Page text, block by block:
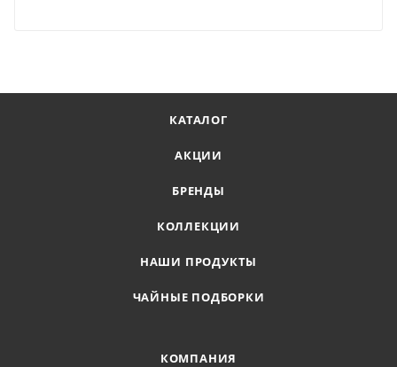
КАТАЛОГ
АКЦИИ
БРЕНДЫ
КОЛЛЕКЦИИ
НАШИ ПРОДУКТЫ
ЧАЙНЫЕ ПОДБОРКИ
КОМПАНИЯ